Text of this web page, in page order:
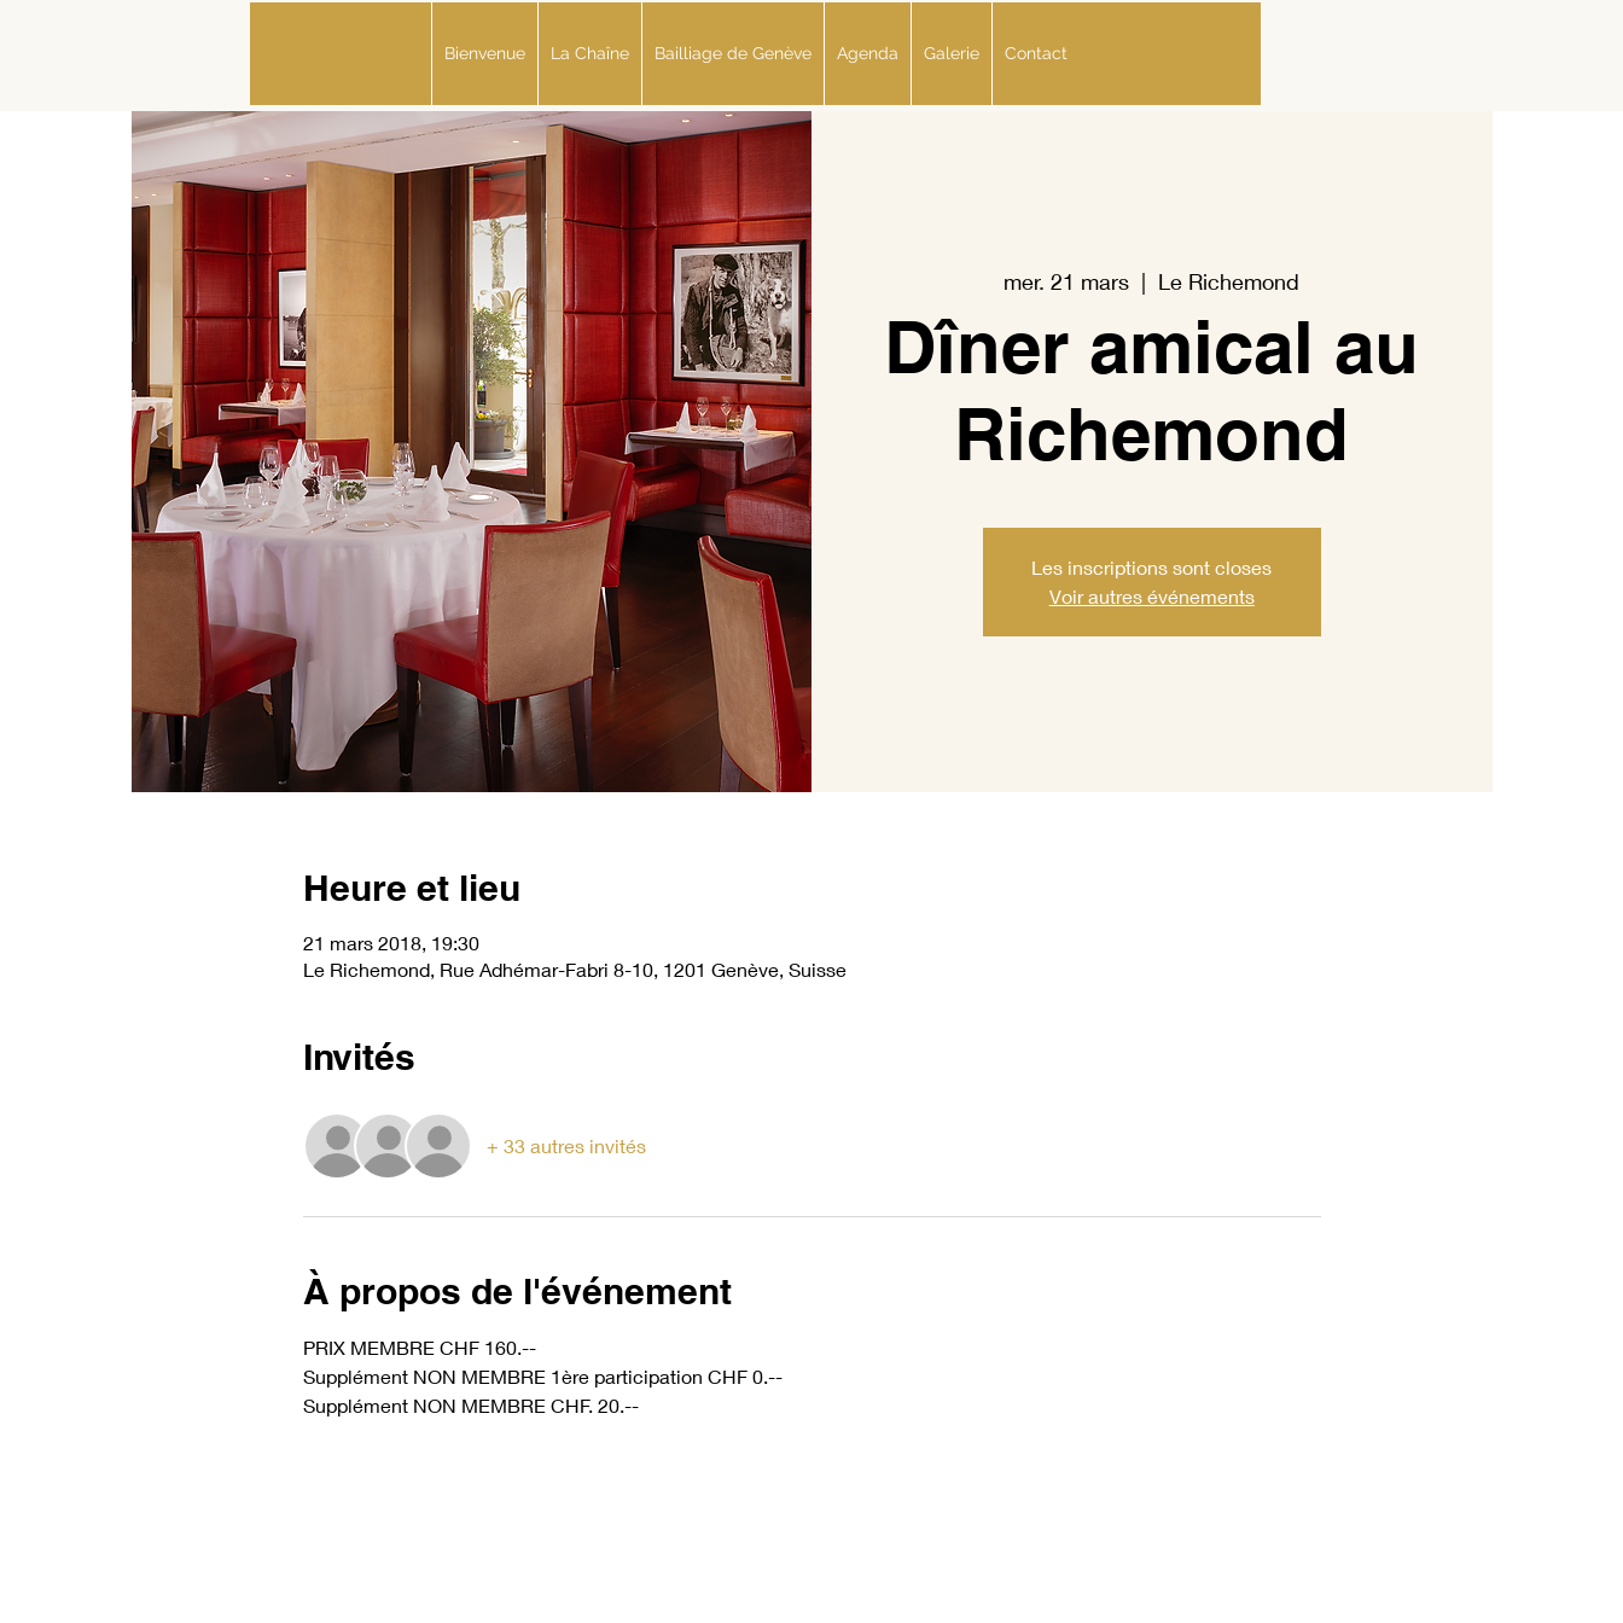
Bouton
Bienvenue La Chaîne Bailliage de Genève Agenda Galerie Contact
mer. 21 mars
  |
Le Richemond
Dîner amical au
Richemond
Les inscriptions sont closes
Voir autres événements
Heure et lieu
21 mars 2018, 19:30
Le Richemond, Rue Adhémar-Fabri 8-10, 1201 Genève, Suisse
Invités
+ 33 autres invités
À propos de l'événement
PRIX MEMBRE CHF 160.--
Supplément NON MEMBRE 1ère participation CHF 0.--
Supplément NON MEMBRE CHF. 20.--